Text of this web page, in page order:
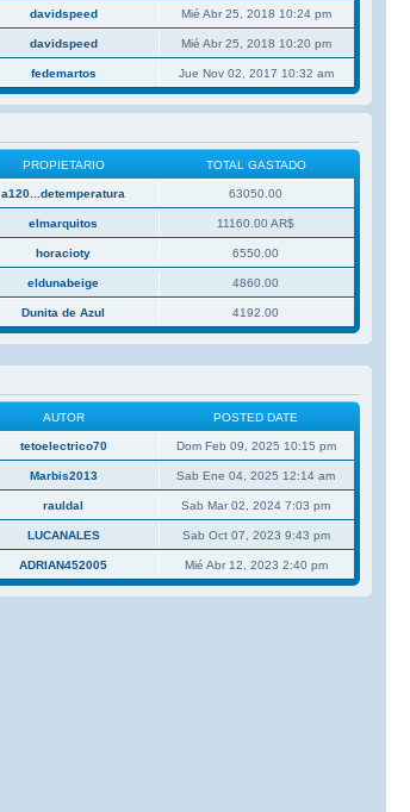
davidspeed Mié Abr 25, 2018 10:24 pm
davidspeed Mié Abr 25, 2018 10:20 pm
fedemartos Jue Nov 02, 2017 10:32 am
PROPIETARIO TOTAL GASTADO
a120...detemperatura 63050.00
elmarquitos 11160.00 AR$
horacioty 6550.00
eldunabeige 4860.00
Dunita de Azul 4192.00
AUTOR POSTED DATE
tetoelectrico70 Dom Feb 09, 2025 10:15 pm
Marbis2013 Sab Ene 04, 2025 12:14 am
rauldal Sab Mar 02, 2024 7:03 pm
LUCANALES Sab Oct 07, 2023 9:43 pm
ADRIAN452005 Mié Abr 12, 2023 2:40 pm